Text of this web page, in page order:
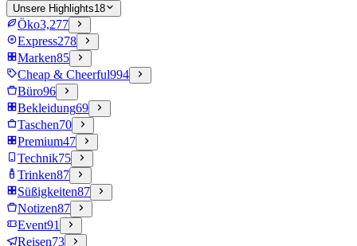
Unsere Highlights18
Öko3,277
Express278
Marken85
Cheap & Cheerful994
Büro96
Bekleidung69
Taschen70
Premium47
Technik75
Trinken87
Süßigkeiten87
Notizen87
Event91
Reisen73